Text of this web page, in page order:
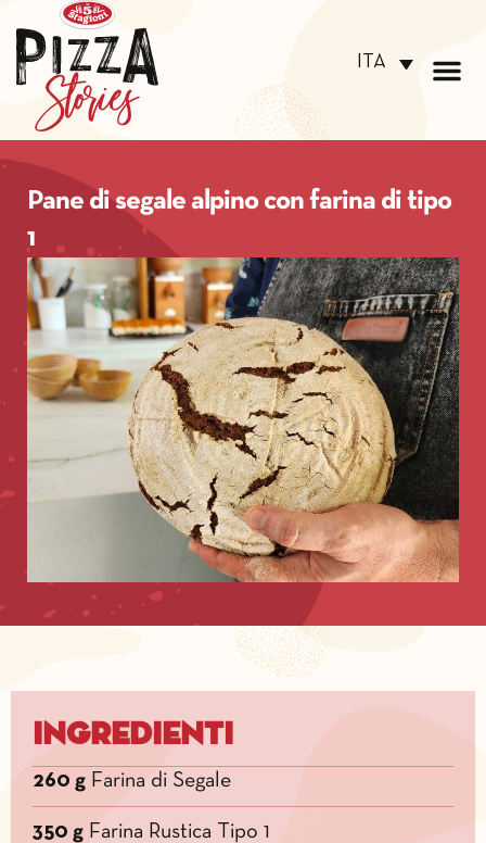
ITA
Pane di segale alpino con farina di tipo
1
Ingredienti
260 g Farina di Segale
350 g Farina Rustica Tipo 1